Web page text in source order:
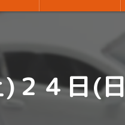
２４日(